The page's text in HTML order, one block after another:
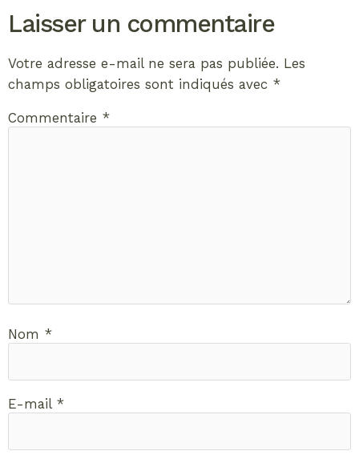
Laisser un commentaire
Votre adresse e-mail ne sera pas publiée. Les
champs obligatoires sont indiqués avec *
Commentaire *
Nom *
E-mail *